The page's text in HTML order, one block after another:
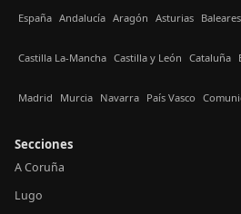
España Andalucía Aragón Asturias Baleares
Castilla La-Mancha Castilla y León Cataluña
Madrid Murcia Navarra País Vasco
Secciones
A Coruña
Lugo